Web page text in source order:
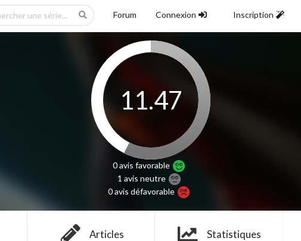
Forum Connexion Inscription
11.47
0 avisfavorable
1 avis neutre
0 avisdéfavorable
Articles Statistiques